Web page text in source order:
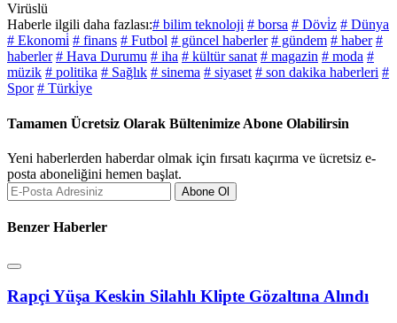
Virüslü
Haberle ilgili daha fazlası:# bilim teknoloji # borsa # Dövi̇z # Dünya
# Ekonomi̇ # finans # Futbol # güncel haberler # gündem # haber #
haberler # Hava Durumu # iha # kültür sanat # magazin # moda #
müzik # politika # Sağlık # sinema # siyaset # son dakika haberleri #
Spor # Türki̇ye
Tamamen Ücretsiz Olarak Bültenimize Abone Olabilirsin
Yeni haberlerden haberdar olmak için fırsatı kaçırma ve ücretsiz e-
posta aboneliğini hemen başlat.
Abone Ol
Benzer Haberler
Rapçi Yüşa Keskin Silahlı Klipte Gözaltına Alındı